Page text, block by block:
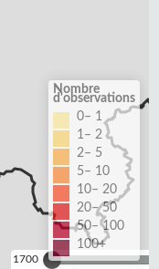
1700
Nombre
d'observations
0– 1
1– 2
2– 5
5– 10
10– 20
20– 50
50– 100
100+